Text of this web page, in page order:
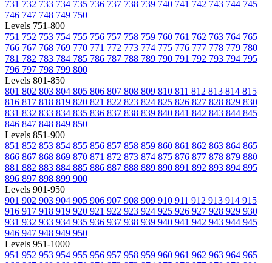
731 732 733 734 735 736 737 738 739 740 741 742 743 744 745
746 747 748 749 750
Levels 751-800
751 752 753 754 755 756 757 758 759 760 761 762 763 764 765
766 767 768 769 770 771 772 773 774 775 776 777 778 779 780
781 782 783 784 785 786 787 788 789 790 791 792 793 794 795
796 797 798 799 800
Levels 801-850
801 802 803 804 805 806 807 808 809 810 811 812 813 814 815
816 817 818 819 820 821 822 823 824 825 826 827 828 829 830
831 832 833 834 835 836 837 838 839 840 841 842 843 844 845
846 847 848 849 850
Levels 851-900
851 852 853 854 855 856 857 858 859 860 861 862 863 864 865
866 867 868 869 870 871 872 873 874 875 876 877 878 879 880
881 882 883 884 885 886 887 888 889 890 891 892 893 894 895
896 897 898 899 900
Levels 901-950
901 902 903 904 905 906 907 908 909 910 911 912 913 914 915
916 917 918 919 920 921 922 923 924 925 926 927 928 929 930
931 932 933 934 935 936 937 938 939 940 941 942 943 944 945
946 947 948 949 950
Levels 951-1000
951 952 953 954 955 956 957 958 959 960 961 962 963 964 965